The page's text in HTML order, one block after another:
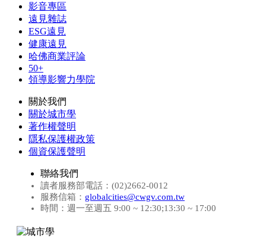
影音專區
遠見雜誌
ESG遠見
健康遠見
哈佛商業評論
50+
領導影響力學院
關於我們
關於城市學
著作權聲明
隱私保護權政策
個資保護聲明
聯絡我們
讀者服務部電話：(02)2662-0012
服務信箱： globalcities@cwgv.com.tw
時間：週一至週五 9:00 ~ 12:30;13:30 ~ 17:00